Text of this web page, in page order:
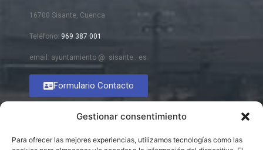
Gestionar consentimiento
Para ofrecer las mejores experiencias, utilizamos tecnologías como las
16700 Sisante, Cuenca
Teléfono: 969 387 001
email: ayuntamiento @ sisante . es
Formulario Contacto